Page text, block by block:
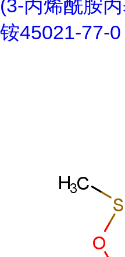
(3-丙烯酰胺
铵45021-77-0